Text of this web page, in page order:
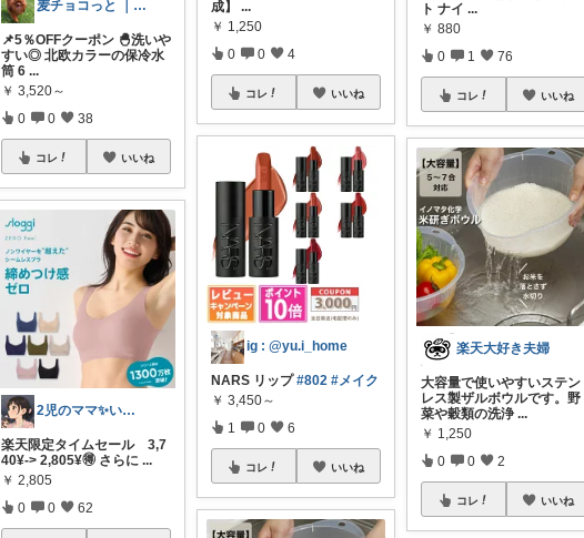
麦チョコっと ｜ キッズ＆ベビー 夏
📌5％OFFクーポン 🐣洗いや
すい◎ 北欧カラーの保冷水
筒 6 ...
￥ 3,520～
0 0 38
コレ いいね
2児のママ✨いつもありがとう❣️
楽天限定タイムセール 3,7
40¥-> 2,805¥🉐 さらに ...
￥ 2,805
0 0 62
成】
...
￥ 1,250
0 0 4
コレ いいね
ig : @yu.i_home
NARS リップ#802 #メイク
￥ 3,450～
1 0 6
コレ いいね
ト ナイ ...
￥ 880
0 1 76
コレ いいね
楽天大好き夫婦
大容量で使いやすいステン
レス製ザルボウルです。野
菜や穀類の洗浄 ...
￥ 1,250
0 0 2
コレ いいね